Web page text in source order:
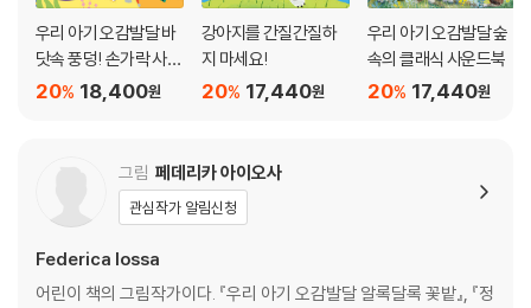
우리 아기 오감발달 바
닷속 풍덩! 손가락 사운
드북
18,400원
20%
강아지를 간질간질하
지 마세요!
17,440원
20%
우리 아기 오감발달 숲
속의 클래식 사운드북
17,440원
20%
그림 페데리카 아이오사
관심작가 알림신청
Federica Iossa
어린이 책의 그림작가이다. 『우리 아기 오감발달 알록달록 꽃밭』, 『정